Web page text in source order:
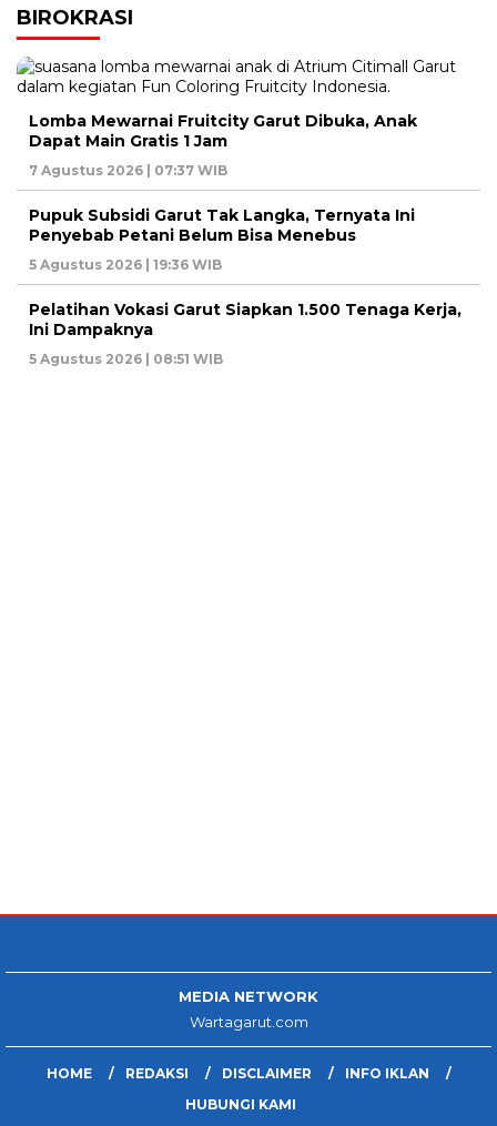
BIROKRASI
Lomba Mewarnai Fruitcity Garut Dibuka, Anak
Dapat Main Gratis 1 Jam
7 Agustus 2026 | 07:37 WIB
Pupuk Subsidi Garut Tak Langka, Ternyata Ini
Penyebab Petani Belum Bisa Menebus
5 Agustus 2026 | 19:36 WIB
Pelatihan Vokasi Garut Siapkan 1.500 Tenaga Kerja,
Ini Dampaknya
5 Agustus 2026 | 08:51 WIB
MEDIA NETWORK
Wartagarut.com
HOME REDAKSI DISCLAIMER
INFO IKLAN
HUBUNGI KAMI